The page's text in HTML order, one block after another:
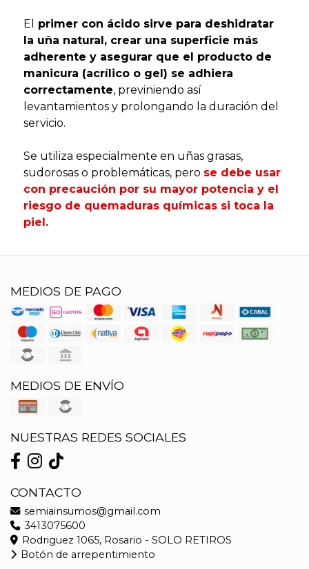
El
primer con ácido sirve para deshidratar
la uña natural, crear una superficie más
adherente y asegurar que el producto de
manicura (acrílico o gel) se adhiera
correctamente, previniendo así
levantamientos y prolongando la duración del
servicio.
Se utiliza especialmente en uñas grasas,
sudorosas o problemáticas, pero se debe usar
con precaución por su mayor potencia y el
riesgo de quemaduras químicas si toca la
piel.
MEDIOS DE PAGO
MEDIOS DE ENVÍO
NUESTRAS REDES SOCIALES
CONTACTO
semiainsumos@gmail.com
3413075600
Rodriguez 1065, Rosario - SOLO RETIROS
Botón de arrepentimiento